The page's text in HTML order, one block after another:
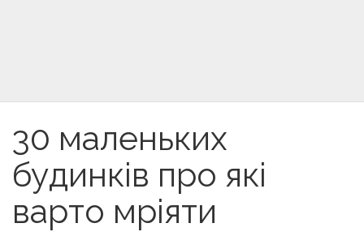
30 маленьких
будинків про які
варто мріяти